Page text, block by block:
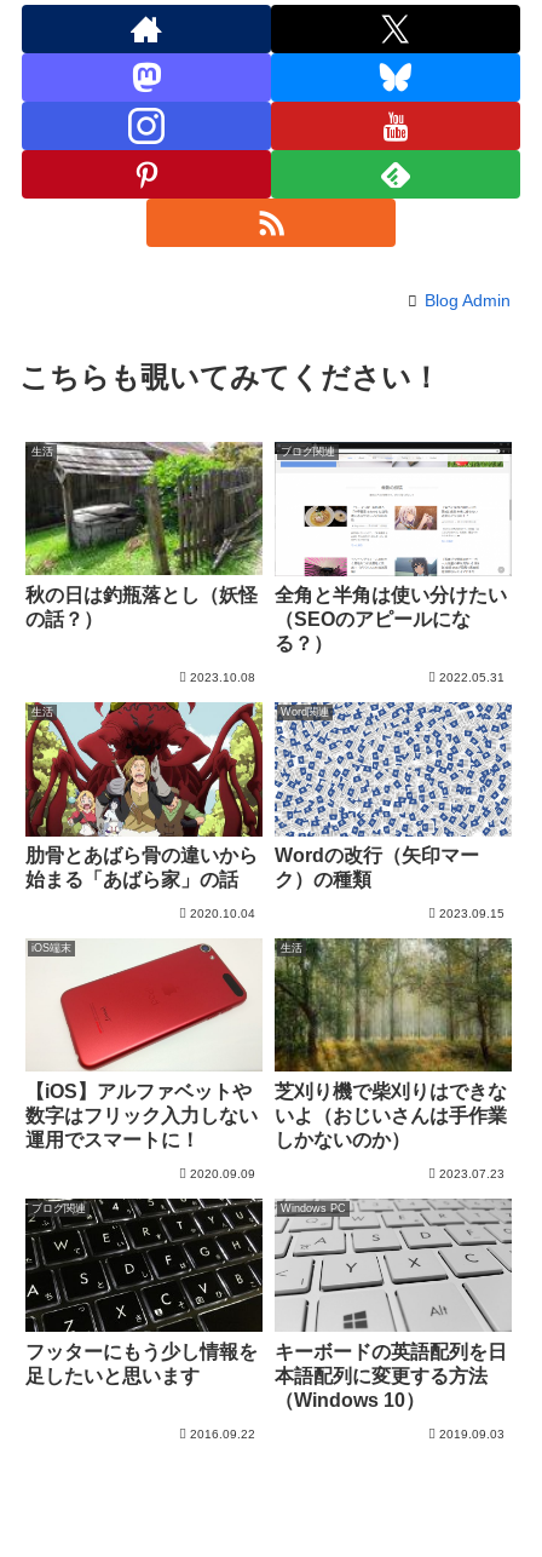
Blog Admin
こちらも覗いてみてください！
生活
秋の日は釣瓶落とし（妖怪
の話？）
2023.10.08
ブログ関連
全角と半角は使い分けたい
（SEOのアピールにな
る？）
2022.05.31
生活
肋骨とあばら骨の違いから
始まる「あばら家」の話
2020.10.04
Word関連
Wordの改行（矢印マー
ク）の種類
2023.09.15
iOS端末
【iOS】アルファベットや
数字はフリック入力しない
運用でスマートに！
2020.09.09
生活
芝刈り機で柴刈りはできな
いよ（おじいさんは手作業
しかないのか）
2023.07.23
ブログ関連
フッターにもう少し情報を
足したいと思います
2016.09.22
Windows PC
キーボードの英語配列を日
本語配列に変更する方法
（Windows 10）
2019.09.03